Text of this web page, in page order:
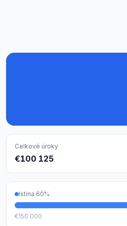
Celkové úroky
€100 125
Istina 60%
€150 000